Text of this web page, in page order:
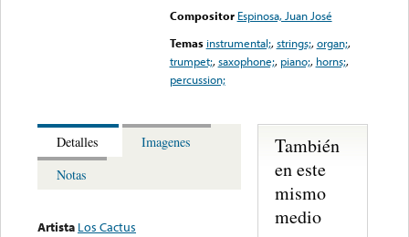
Compositor Espinosa, Juan José
Temas instrumental;,strings;,organ;,
trumpet;,saxophone;, piano;, horns;,
percussion;
Detalles
Imagenes
Notas
Artista Los Cactus
También
en este
mismo
medio